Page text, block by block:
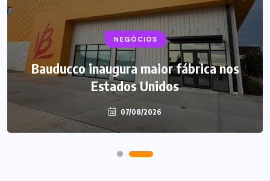
NEGÓCIOS
Bauducco inaugura maior fábrica nos
Estados Unidos
07/08/2026
NEGÓCIOS TENDÊNCIAS
Mercado de marmitas atrai Seara, iFood
e grandes empresas
07/08/2026